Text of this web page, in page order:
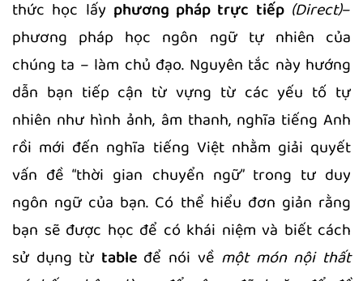
thức học lấy phương pháp trực tiếp (Direct)–
phương pháp học ngôn ngữ tự nhiên của
chúng ta – làm chủ đạo. Nguyên tắc này hướng
dẫn bạn tiếp cận từ vựng từ các yếu tố tự
nhiên như hình ảnh, âm thanh, nghĩa tiếng Anh
rồi mới đến nghĩa tiếng Việt nhằm giải quyết
vấn đề “thời gian chuyển ngữ” trong tư duy
ngôn ngữ của bạn. Có thể hiểu đơn giản rằng
bạn sẽ được học để có khái niệm và biết cách
sử dụng từ table để nói về một món nội thất